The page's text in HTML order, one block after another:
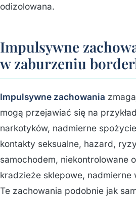
odizolowana.
Impulsywne
w zaburzeniu
Impulsywne zachowania
mogą przejawiać się na
narkotyków, nadmierne
kontakty seksualne, hazard,
samochodem, niekontrolowane
kradzieże sklepowe, nadmierne
Te zachowania podobnie jak